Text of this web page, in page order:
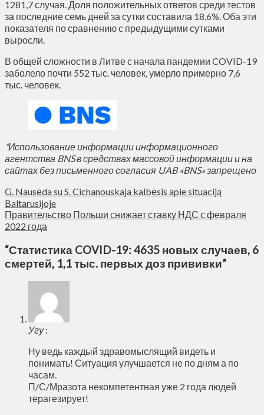
1281,7 случая. Доля положительных ответов среди тестов
за последние семь дней за сутки составила 18,6%. Оба эти
показателя по сравнению с предыдущими сутками
выросли.
В общей сложности в Литве с начала пандемии COVID-19
заболело почти 552 тыс. человек, умерло примерно 7,6
тыс. человек.
*Использование информации информационного
агентства BNS в средствах массовой информации и на
сайтах без письменного согласия UAB «BNS» запрещено
G. Nausėda su S. Cichanouskaja kalbėsis apie situaciją
Baltarusijoje
Правительство Польши снижает ставку НДС с февраля
2022 года
“Статистика COVID-19: 4635 новых случаев, 6
смертей, 1,1 тыс. первых доз прививки”
Угу :
Ну ведь каждый здравомыслящий видеть и
понимать! Ситуация улучшается не по дням а по
часам.
П/С/Мразота некомпетентная уже 2 года людей
терагезирует!